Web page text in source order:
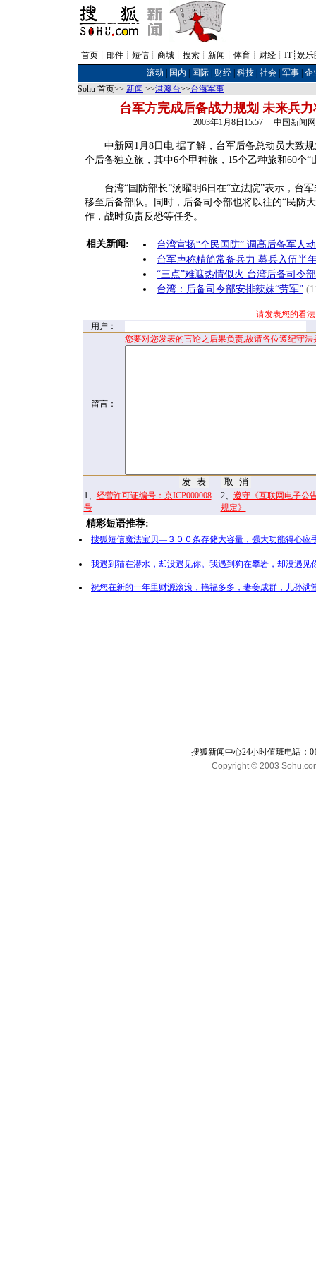
首页 ┊ 邮件 ┊ 短信 ┊ 商城 ┊ 搜索 ┊ 新闻 ┊ 体育 ┊ 财经 ┊ IT┊ 娱乐
滚动
国内 国际| 财经| 科技| 社会| 军事| 企
Sohu 首页>> 新闻 >>港澳台>>台海军事
台军方完成后备战力规划 未来兵
2003年1月8日15:57 中国新闻网
中新网1月8日电 据了解，台军后备总动员大致规
个后备独立旅，其中6个甲种旅，15个乙种旅和60个“
台湾“国防部长”汤曜明6日在“立法院”表示，台军
移至后备部队。同时，后备司令部也将以往的“民防
作，战时负责反恐等任务。
相关新闻:
台湾宣扬“全民国防” 调高后备军人
台军声称精简常备兵力 募兵入伍半
“三点”难遮热情似火 台湾后备司令
台湾：后备司令部安排辣妹“劳军”
请发表您的看
用户：
留言：
您要对您发表的言论之后果负责,故请各位遵纪守
1、 经营许可证编号：京ICP000008
号
2、 遵守《互联网电子公
规定》
精彩短语推荐:
搜狐短信魔法宝贝—３００条存储大容量，强大功能得心应
我遇到猫在潜水，却没遇见你。我遇到狗在攀岩，却没遇
祝您在新的一年里财源滚滚，艳福多多，妻妾成群，儿孙
搜狐新闻中心24小时值班电话：
Copyright © 2003